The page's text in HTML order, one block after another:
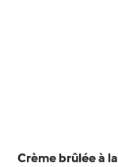
Crème brûlée à la